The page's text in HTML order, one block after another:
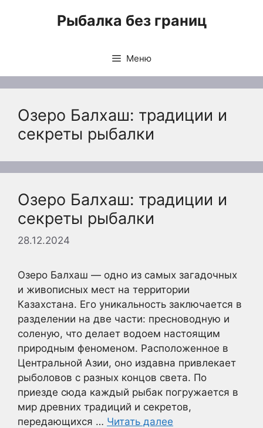
Рыбалка без границ
Меню
Озеро Балхаш: традиции и
секреты рыбалки
Озеро Балхаш: традиции и
секреты рыбалки
28.12.2024
Озеро Балхаш — одно из самых загадочных
и живописных мест на территории
Казахстана. Его уникальность заключается в
разделении на две части: пресноводную и
соленую, что делает водоем настоящим
природным феноменом. Расположенное в
Центральной Азии, оно издавна привлекает
рыболовов с разных концов света. По
приезде сюда каждый рыбак погружается в
мир древних традиций и секретов,
передающихся … Читать далее